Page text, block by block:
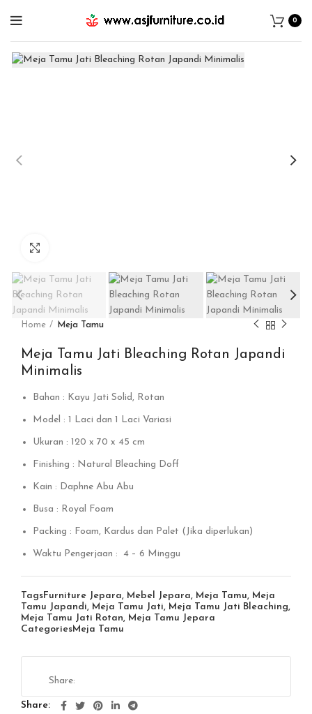
0
Home Meja Tamu
Meja Tamu Jati Bleaching Rotan Japandi
Minimalis
Bahan : Kayu Jati Solid, Rotan
Model : 1 Laci dan 1 Laci Variasi
Ukuran : 120 x 70 x 45 cm
Finishing : Natural Bleaching Doff
Kain : Daphne Abu Abu
Busa : Royal Foam
Packing : Foam, Kardus dan Palet (Jika diperlukan)
Waktu Pengerjaan : 4 – 6 Minggu
TagsFurniture Jepara, Mebel Jepara, Meja Tamu, Meja
Tamu Japandi, Meja Tamu Jati, Meja Tamu Jati Bleaching,
Meja Tamu Jati Rotan, Meja Tamu Jepara
CategoriesMeja Tamu
Share